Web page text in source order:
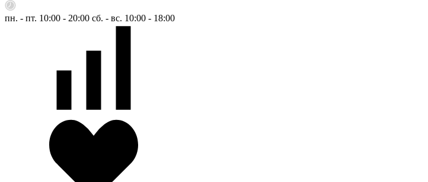
пн. - пт. 10:00 - 20:00 сб. - вс. 10:00 - 18:00